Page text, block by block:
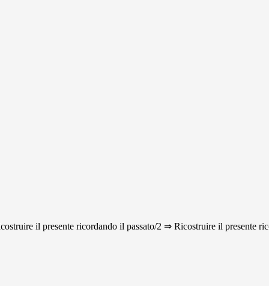
il presente ricordando il passato/2 ⇒ Ricostruire il presente